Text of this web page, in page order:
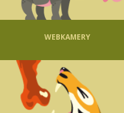
WEBKAMERY